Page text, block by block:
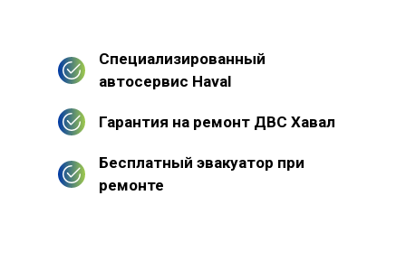
Специализированный
автосервис Haval
Гарантия на ремонт ДВС Хавал
Бесплатный эвакуатор при
ремонте